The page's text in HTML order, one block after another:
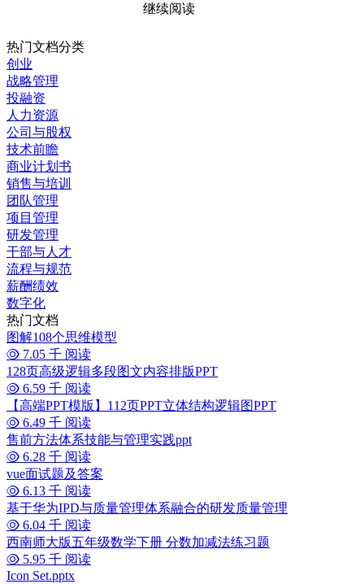
继续阅读
热门文档分类
创业
战略管理
投融资
人力资源
公司与股权
技术前瞻
商业计划书
销售与培训
团队管理
项目管理
研发管理
干部与人才
流程与规范
薪酬绩效
数字化
热门文档
图解108个思维模型
7.05 千 阅读
128页高级逻辑多段图文内容排版PPT
6.59 千 阅读
【高端PPT模版】112页PPT立体结构逻辑图PPT
6.49 千 阅读
售前方法体系技能与管理实践ppt
6.28 千 阅读
vue面试题及答案
6.13 千 阅读
基于华为IPD与质量管理体系融合的研发质量管理
6.04 千 阅读
西南师大版五年级数学下册 分数加减法练习题
5.95 千 阅读
Icon Set.pptx